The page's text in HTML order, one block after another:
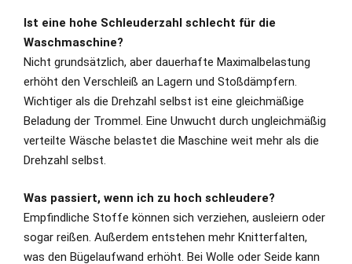
Ist eine hohe Schleuderzahl schlecht für die
Waschmaschine?
Nicht grundsätzlich, aber dauerhafte Maximalbelastung
erhöht den Verschleiß an Lagern und Stoßdämpfern.
Wichtiger als die Drehzahl selbst ist eine gleichmäßige
Beladung der Trommel. Eine Unwucht durch ungleichmäßig
verteilte Wäsche belastet die Maschine weit mehr als die
Drehzahl selbst.
Was passiert, wenn ich zu hoch schleudere?
Empfindliche Stoffe können sich verziehen, ausleiern oder
sogar reißen. Außerdem entstehen mehr Knitterfalten,
was den Bügelaufwand erhöht. Bei Wolle oder Seide kann